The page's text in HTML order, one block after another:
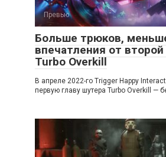
Превью
Больше трюков,
впечатления от
Turbo Overkill
В апреле 2022-го Trigger Happy
первую главу шутера Turbo Overkill —